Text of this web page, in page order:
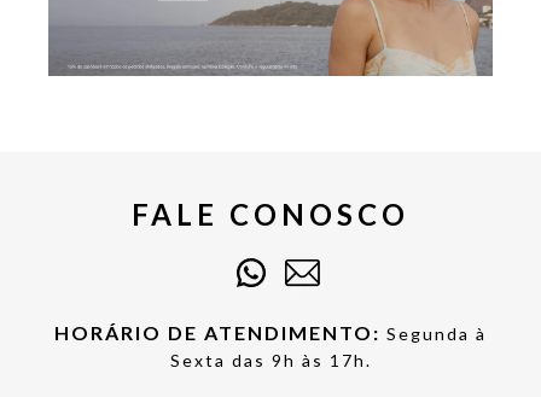
FALE CONOSCO
HORÁRIO DE ATENDIMENTO: Segunda à
Sexta das 9h às 17h.